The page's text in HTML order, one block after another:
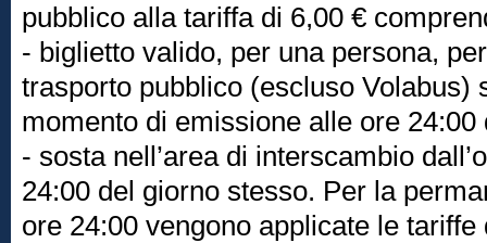
pubblico alla tariffa di 6,00 €
- biglietto valido, per una persona,
trasporto pubblico (escluso Volabus)
momento di emissione alle ore
- sosta nell’area di interscambio
24:00 del giorno stesso. Per la
ore 24:00 vengono applicate le